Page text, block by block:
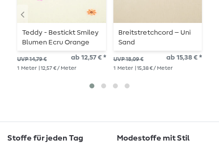
Teddy - Bestickt Smiley
Blumen Ecru Orange
UVP 14,79 € ab 12,57 € *
1 Meter | 12,57 € / Meter
Breitstretchcord – Uni
Sand
UVP 18,09 € ab 15,38 € *
1 Meter | 15,38 € / Meter
Stoffe für jeden Tag Modestoffe mit Stil